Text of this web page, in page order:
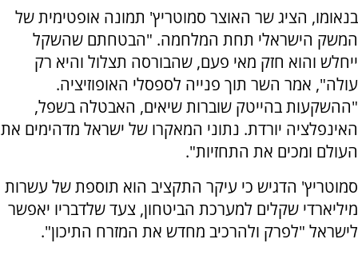
בנאומו, הציג שר האוצר סמוטריץ' תמונה אופטימית של
המשק הישראלי תחת המלחמה. "הבטחתם שהשקל
ייחלש והוא חזק מאי פעם, שהבורסה תצלול והיא רק
עולה", אמר השר תוך פנייה לספסלי האופוזיציה.
"ההשקעות בהייטק שוברות שיאים, האבטלה בשפל,
האינפלציה יורדת. נתוני המאקרו של ישראל מדהימים את
העולם ומכים את התחזיות".
סמוטריץ' הדגיש כי עיקר התקציב הוא תוספת של עשרות
מיליארדי שקלים למערכת הביטחון, צעד שלדבריו יאפשר
לישראל "לפרק ולהרכיב מחדש את המזרח התיכון".